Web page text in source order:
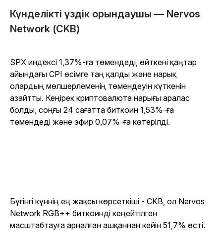
Күнделікті үздік орындаушы — Nervos
Network (CKB)
SPX индексі 1,37%-ға төмендеді, өйткені қаңтар
айындағы CPI өсімге таң қалды және нарық
олардың мөлшерлеменің төмендеуін күткенін
азайтты. Кеңірек криптовалюта нарығы аралас
болды, соңғы 24 сағатта биткоин 1,53%-ға
төмендеді және эфир 0,07%-ға көтерілді.
Бүгінгі күннің ең жақсы көрсеткіші - CKB, ол Nervos
Network RGB++ биткоинді кеңейтілген
масштабтауға арналған ашқаннан кейін 51,7% өсті.